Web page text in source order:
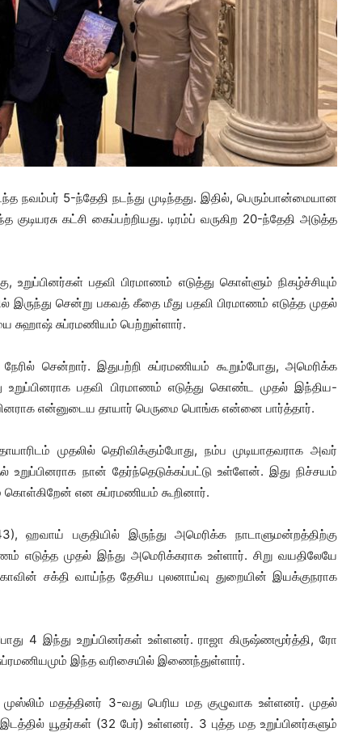
நவம்பர் 5-ந்தேதி நடந்து முடிந்தது. இதில், பெரும்பான்மையான
கட்சி கைப்பற்றியது. டிரம்ப் வருகிற 20-ந்தேதி அடுத்த
உறுப்பினர்கள் பதவி பிரமாணம் எடுத்து கொள்ளும் நிகழ்ச்சியும்
இருந்து சென்று பகவத் கீதை மீது பதவி பிரமாணம் எடுத்த முதல்
சுஹாஷ் சுப்ரமணியம் பெற்றுள்ளார்.
சென்றார். இதுபற்றி சுப்ரமணியம் கூறும்போது, அமெரிக்க
உறுப்பினராக பதவி பிரமாணம் எடுத்து கொண்ட முதல் இந்திய-
என்னுடைய தாயார் பெருமை பொங்க என்னை பார்த்தார்.
முதலில் தெரிவிக்கும்போது, நம்ப முடியாதவராக அவர்
நான் தேர்ந்தெடுக்கப்பட்டு உள்ளேன். இது நிச்சயம்
என சுப்ரமணியம் கூறினார்.
ஹவாய் பகுதியில் இருந்து அமெரிக்க நாடாளுமன்றத்திற்கு
எடுத்த முதல் இந்து அமெரிக்கராக உள்ளார். சிறு வயதிலேயே
சக்தி வாய்ந்த தேசிய புலனாய்வு துறையின் இயக்குநராக
4 இந்து உறுப்பினர்கள் உள்ளனர். ராஜா கிருஷ்ணமூர்த்தி, ரோ
இந்த வரிசையில் இணைந்துள்ளார்.
மதத்தினர் 3-வது பெரிய மத குழுவாக உள்ளனர். முதல்
யூதர்கள் (32 பேர்) உள்ளனர். 3 புத்த மத உறுப்பினர்களும்